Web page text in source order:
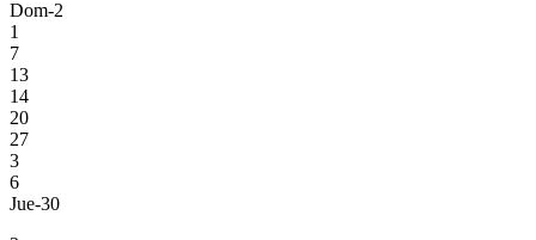
Dom-2
1
7
13
14
20
27
3
6
Jue-30